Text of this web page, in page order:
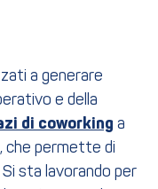
a generare
e della
di coworking a
, che permette di
sta lavorando per